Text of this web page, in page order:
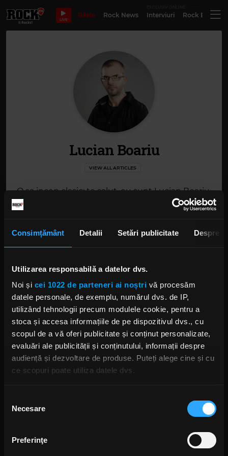
Consimțământ Detalii Setări publicitate Despre
Utilizarea responsabilă a datelor dvs.
Noi și cei 1022 de parteneri ai noștri vă procesăm
datele personale, de exemplu, numărul dvs. de IP,
utilizând tehnologii precum modulele cookie, pentru a
stoca și accesa informațiile de pe dispozitivul dvs., cu
scopul de a vă oferi publicitate și conținut personalizate,
evaluări ale publicității și conținutului, informații despre
audiență și dezvoltare de produse. Puteți alege cine și cu
ce scopuri poate utiliza datele dvs.
Să colectăm informațiile cu privire la locația dvs.
Să vă identificăm dispozitivul scanândul-l în mod
activ după caracteristici specifice (amprentare)
consimțământului
Necesare
Preferinţe
LIVE
Bilete Rock News Interviuri Rock
Lucian Boariu
VIEW ALL ARTICLES
O sa incep clasic: te salut, eu sunt Lucian Boariu.
Am inceput sa fac radio inca din mileniul trecut,
primul grup rock pe care l-am difuzat a fost
Foreigner. De pe vinil. Apoi, pe-o banda de
special: The Passenger cu Iggy Pop. Rock! Iar
pe-un CD, i-am regasit si pe Led Zepp. Si imi
doresc sa ies la pensie ca om de radio.
Deocamdata, sunt pur si simplu indragostit de
rock-ul brit (clasic, dar si contemporan). Aici, la
ROCK FM, ne auzim la ROCK THIS WAY.
Goooood Rockin’ !!!